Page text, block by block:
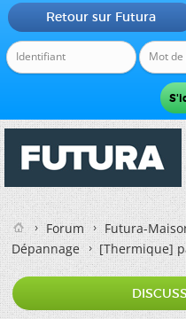
Retour sur Futura
Forum
Futura-
Dépannage
[Thermique]